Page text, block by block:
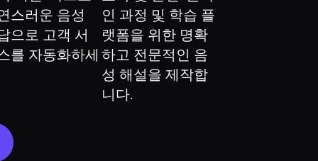
스러운 음성
으로 고객 서
를 자동화하세
인 과정 및 학습 플
랫폼을 위한 명확
하고 전문적인 음
성 해설을 제작합
니다.